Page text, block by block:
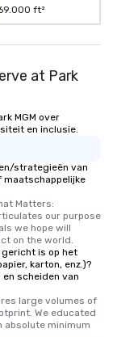
ft²
at Park
MGM over
en inclusie.
strategieën van
maatschappelijke
Matters:
our purpose
we hope will
on the world.
gericht is op het
karton, enz.)?
scheiden van
large volumes of
We educated
absolute minimum